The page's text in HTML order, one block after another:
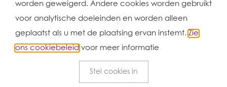
Gebruiksvoorwaarden
Algemene voorwaarden
Cookie Policy
Privacyverklaring
worden geweigerd. Andere cookies worden gebruikt
voor analytische doeleinden en worden alleen
geplaatst als u met de plaatsing ervan instemt. Zie
ons cookiebeleid voor meer informatie
Stel cookies in